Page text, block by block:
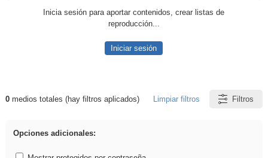
Inicia sesión para aportar contenidos, crear listas de
reproducción...
Iniciar sesión
Resultados de: plancha
0medios totales (hay filtros aplicados) Limpiar filtros Filtros
Opciones adicionales: